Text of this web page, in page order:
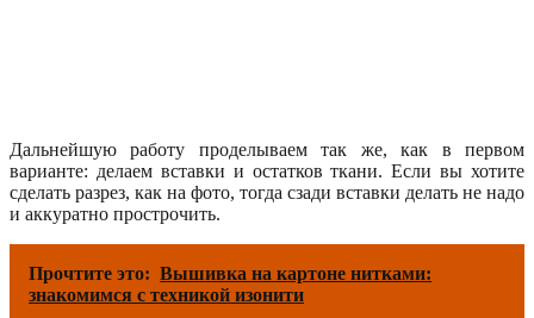
Дальнейшую работу проделываем так же, как в первом
варианте: делаем вставки и остатков ткани. Если вы хотите
сделать разрез, как на фото, тогда сзади вставки делать не надо
и аккуратно прострочить.
Прочтите это: Вышивка на картоне нитками:
знакомимся с техникой изонити